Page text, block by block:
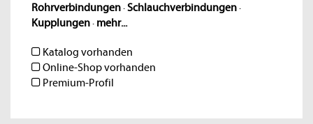
Rohrverbindungen·Schlauchverbindungen·
Kupplungen· mehr...
Katalog vorhanden
Online-Shop vorhanden
Premium-Profil